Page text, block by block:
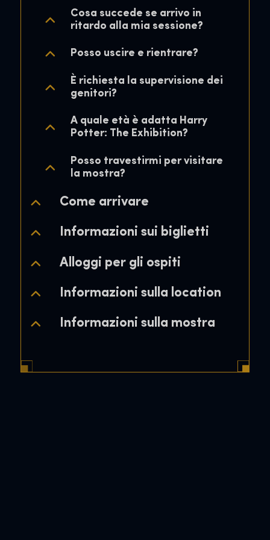
Cosa succede se arrivo in
ritardo alla mia sessione?
Posso uscire e rientrare?
È richiesta la supervisione dei
genitori?
A quale età è adatta Harry
Potter: The Exhibition?
Posso travestirmi per visitare
la mostra?
Come arrivare
Informazioni sui biglietti
Alloggi per gli ospiti
Informazioni sulla location
Informazioni sulla mostra
Informazioni sui biglietti
Informazioni sulla mostra
Informazioni sui biglietti
Informazioni sulla mostra
Informazioni sui biglietti
Informazioni sulla mostra